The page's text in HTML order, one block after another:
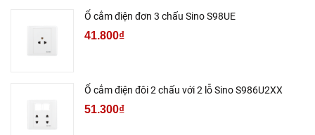
Ổ cắm điện đơn 3 chấu Sino S98UE
41.800₫
Ổ cắm điện đôi 2 chấu với 2 lỗ Sino S986U2XX
51.300₫